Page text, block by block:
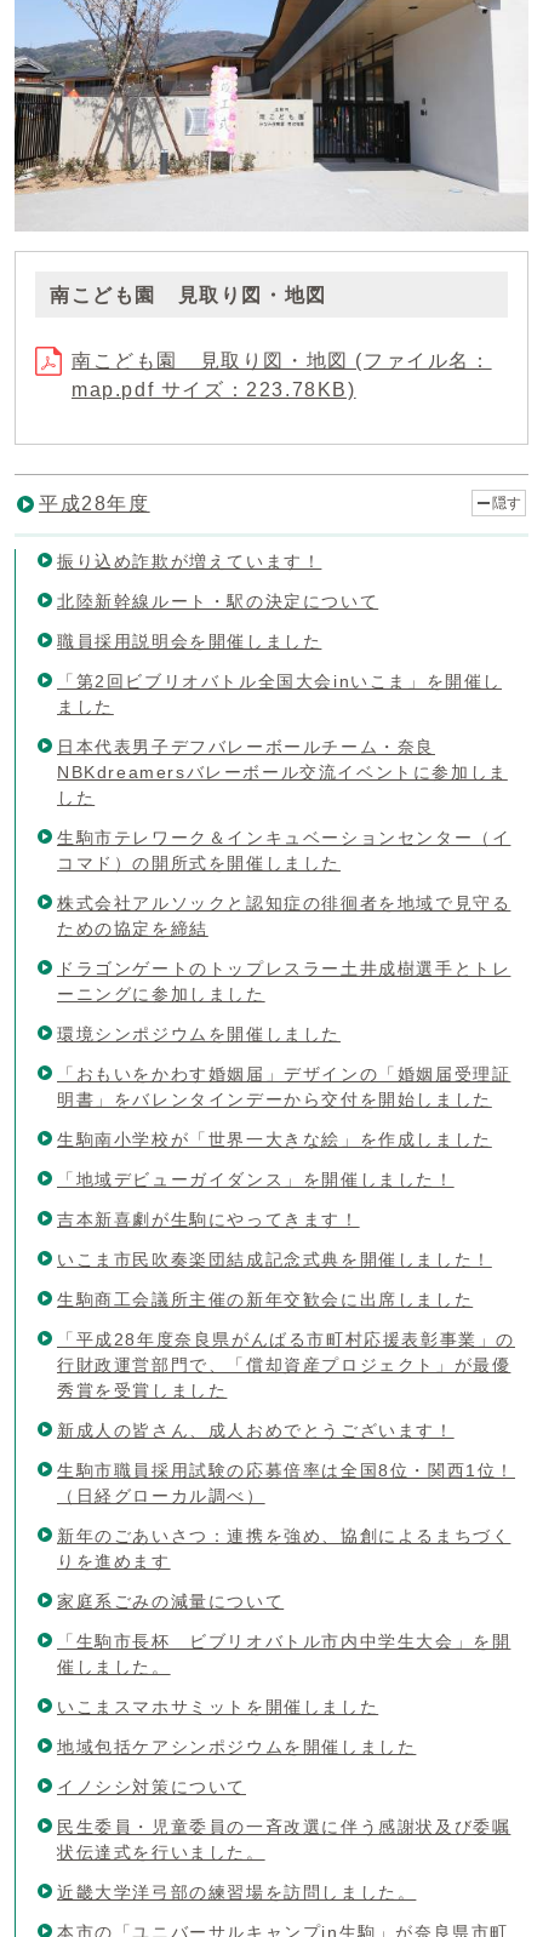
南こども園 見取り図・地図
南こども園 見取り図・地図 (ファイル名：
map.pdf サイズ：223.78KB)
平成28年度 隠す
振り込め詐欺が増えています！
北陸新幹線ルート・駅の決定について
職員採用説明会を開催しました
「第2回ビブリオバトル全国大会inいこま」を開催し
ました
日本代表男子デフバレーボールチーム・奈良
NBKdreamersバレーボール交流イベントに参加しま
した
生駒市テレワーク＆インキュベーションセンター（イ
コマド）の開所式を開催しました
株式会社アルソックと認知症の徘徊者を地域で見守る
ための協定を締結
ドラゴンゲートのトップレスラー土井成樹選手とトレ
ーニングに参加しました
環境シンポジウムを開催しました
「おもいをかわす婚姻届」デザインの「婚姻届受理証
明書」をバレンタインデーから交付を開始しました
生駒南小学校が「世界一大きな絵」を作成しました
「地域デビューガイダンス」を開催しました！
吉本新喜劇が生駒にやってきます！
いこま市民吹奏楽団結成記念式典を開催しました！
生駒商工会議所主催の新年交歓会に出席しました
「平成28年度奈良県がんばる市町村応援表彰事業」の
行財政運営部門で、「償却資産プロジェクト」が最優
秀賞を受賞しました
新成人の皆さん、成人おめでとうございます！
生駒市職員採用試験の応募倍率は全国8位・関西1位！
（日経グローカル調べ）
新年のごあいさつ：連携を強め、協創によるまちづく
りを進めます
家庭系ごみの減量について
「生駒市長杯 ビブリオバトル市内中学生大会」を開
催しました。
いこまスマホサミットを開催しました
地域包括ケアシンポジウムを開催しました
イノシシ対策について
民生委員・児童委員の一斉改選に伴う感謝状及び委嘱
状伝達式を行いました。
近畿大学洋弓部の練習場を訪問しました。
本市の「ユニバーサルキャンプin生駒」が奈良県市町